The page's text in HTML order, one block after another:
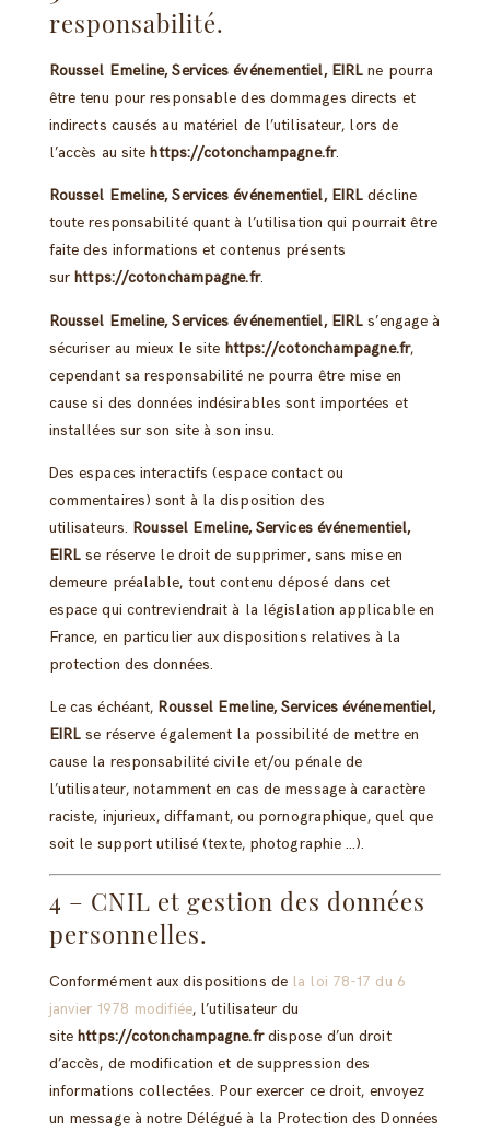
responsabilité.
Roussel Emeline, Services événementiel, EIRL ne pourra
être tenu pour responsable des dommages directs et
indirects causés au matériel de l’utilisateur, lors de
l’accès au site https://cotonchampagne.fr.
Roussel Emeline, Services événementiel, EIRL décline
toute responsabilité quant à l’utilisation qui pourrait être
faite des informations et contenus présents
sur https://cotonchampagne.fr.
Roussel Emeline, Services événementiel, EIRL s’engage à
sécuriser au mieux le site https://cotonchampagne.fr,
cependant sa responsabilité ne pourra être mise en
cause si des données indésirables sont importées et
installées sur son site à son insu.
Des espaces interactifs (espace contact ou
commentaires) sont à la disposition des
utilisateurs. Roussel Emeline, Services événementiel,
EIRL se réserve le droit de supprimer, sans mise en
demeure préalable, tout contenu déposé dans cet
espace qui contreviendrait à la législation applicable en
France, en particulier aux dispositions relatives à la
protection des données.
Le cas échéant, Roussel Emeline, Services événementiel,
EIRL se réserve également la possibilité de mettre en
cause la responsabilité civile et/ou pénale de
l’utilisateur, notamment en cas de message à caractère
raciste, injurieux, diffamant, ou pornographique, quel que
soit le support utilisé (texte, photographie …).
4 – CNIL et gestion des données
personnelles.
Conformément aux dispositions de la loi 78-17 du 6
janvier 1978 modifiée, l’utilisateur du
site https://cotonchampagne.frdispose d’un droit
d’accès, de modification et de suppression des
informations collectées. Pour exercer ce droit, envoyez
un message à notre Délégué à la Protection des Données